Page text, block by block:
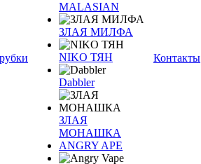
MALASIAN
ЗЛАЯ МИЛФА
NIKO ТЯН
Dabbler
ЗЛАЯ
МОНАШКА
ANGRY APE
Контакты